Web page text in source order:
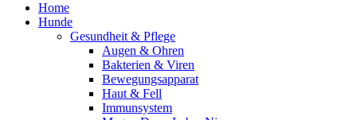
Home
Hunde
Gesundheit & Pflege
Augen & Ohren
Bakterien & Viren
Bewegungsapparat
Haut & Fell
Immunsystem